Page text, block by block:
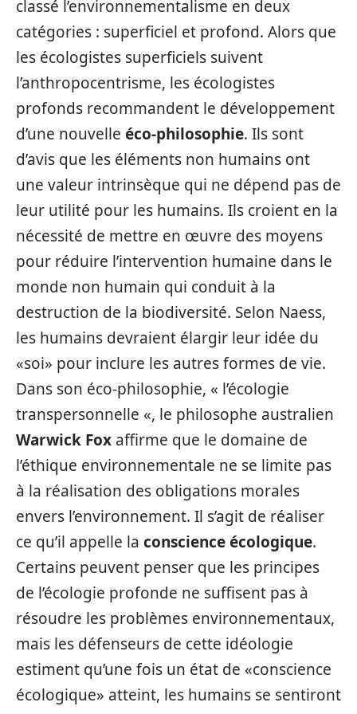
classé l’environnementalisme en deux
catégories : superficiel et profond. Alors que
les écologistes superficiels suivent
l’anthropocentrisme, les écologistes
profonds recommandent le développement
d’une nouvelle éco-philosophie. Ils sont
d’avis que les éléments non humains ont
une valeur intrinsèque qui ne dépend pas de
leur utilité pour les humains. Ils croient en la
nécessité de mettre en œuvre des moyens
pour réduire l’intervention humaine dans le
monde non humain qui conduit à la
destruction de la biodiversité. Selon Naess,
les humains devraient élargir leur idée du
«soi» pour inclure les autres formes de vie.
Dans son éco-philosophie, « l’écologie
transpersonnelle «, le philosophe australien
Warwick Fox affirme que le domaine de
l’éthique environnementale ne se limite pas
à la réalisation des obligations morales
envers l’environnement. Il s’agit de réaliser
ce qu’il appelle la conscience écologique.
Certains peuvent penser que les principes
de l’écologie profonde ne suffisent pas à
résoudre les problèmes environnementaux,
mais les défenseurs de cette idéologie
estiment qu’une fois un état de «conscience
écologique» atteint, les humains se sentiront